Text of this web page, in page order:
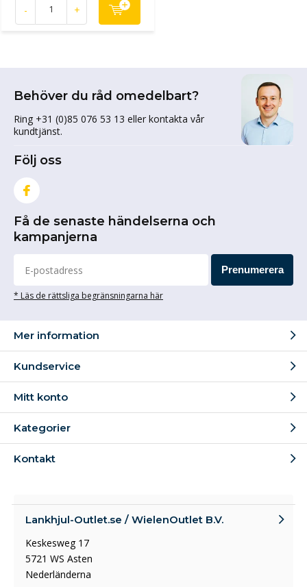
- +
Behöver du råd omedelbart?
Ring +31 (0)85 076 53 13 eller kontakta vår
kundtjänst.
Följ oss
Få de senaste händelserna och
kampanjerna
Prenumerera
* Läs de rättsliga begränsningarna här
Mer information
Kundservice
Mitt konto
Kategorier
Kontakt
Lankhjul-Outlet.se / WielenOutlet B.V.
Keskesweg 17
5721 WS Asten
Nederländerna